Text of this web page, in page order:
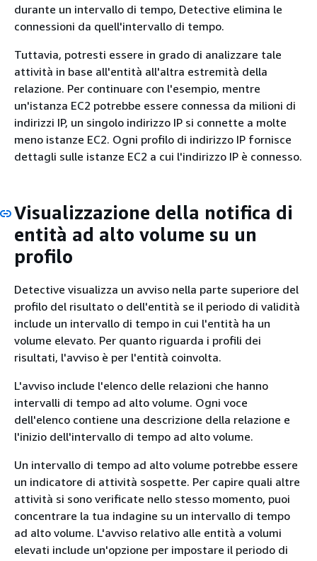
durante un intervallo di tempo, Detective elimina le
connessioni da quell'intervallo di tempo.
Tuttavia, potresti essere in grado di analizzare tale
attività in base all'entità all'altra estremità della
relazione. Per continuare con l'esempio, mentre
un'istanza EC2 potrebbe essere connessa da milioni di
indirizzi IP, un singolo indirizzo IP si connette a molte
meno istanze EC2. Ogni profilo di indirizzo IP fornisce
dettagli sulle istanze EC2 a cui l'indirizzo IP è connesso.
Visualizzazione della notifica di
entità ad alto volume su un
profilo
Detective visualizza un avviso nella parte superiore del
profilo del risultato o dell'entità se il periodo di validità
include un intervallo di tempo in cui l'entità ha un
volume elevato. Per quanto riguarda i profili dei
risultati, l'avviso è per l'entità coinvolta.
L'avviso include l'elenco delle relazioni che hanno
intervalli di tempo ad alto volume. Ogni voce
dell'elenco contiene una descrizione della relazione e
l'inizio dell'intervallo di tempo ad alto volume.
Un intervallo di tempo ad alto volume potrebbe essere
un indicatore di attività sospette. Per capire quali altre
attività si sono verificate nello stesso momento, puoi
concentrare la tua indagine su un intervallo di tempo
ad alto volume. L'avviso relativo alle entità a volumi
elevati include un'opzione per impostare il periodo di